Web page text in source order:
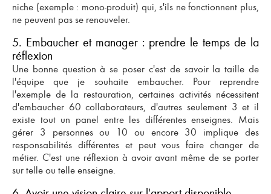
niche (exemple : mono-produit) qui, s'ils ne fonctionnent plus,
ne peuvent pas se renouveler.
5. Embaucher et manager : prendre le temps de la
réflexion
Une bonne question à se poser c'est de savoir la taille de
l'équipe que je souhaite embaucher. Pour reprendre
l'exemple de la restauration, certaines activités nécessitent
d'embaucher 60 collaborateurs, d'autres seulement 3 et il
existe tout un panel entre les différentes enseignes. Mais
gérer 3 personnes ou 10 ou encore 30 implique des
responsabilités différentes et peut vous faire changer de
métier. C'est une réflexion à avoir avant même de se porter
sur telle ou telle enseigne.